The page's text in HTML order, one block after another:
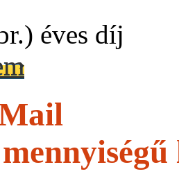
éves díj